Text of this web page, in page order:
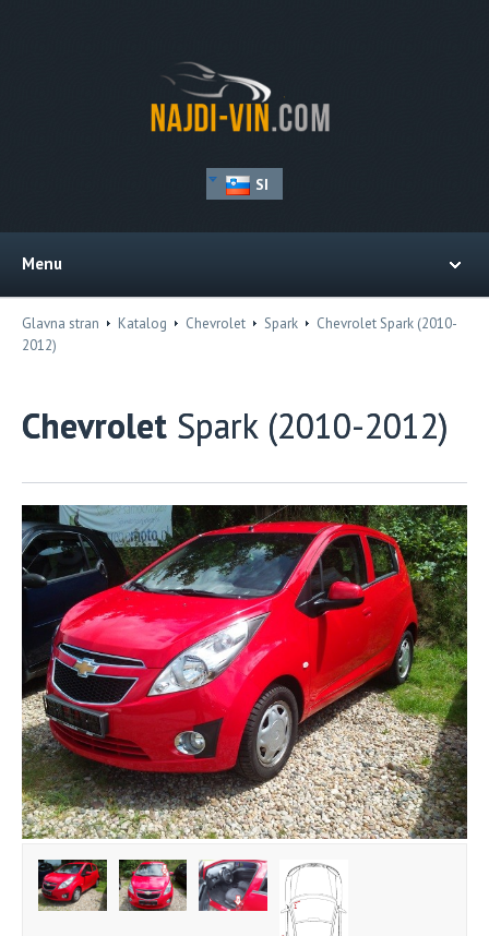
SI
Menu
Glavna stran Katalog Chevrolet Spark
Chevrolet Spark (2010-
2012)
Chevrolet Spark (2010-2012)